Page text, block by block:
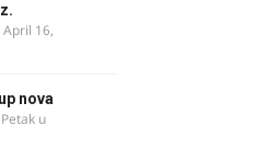
April 16,
nova
Petak u